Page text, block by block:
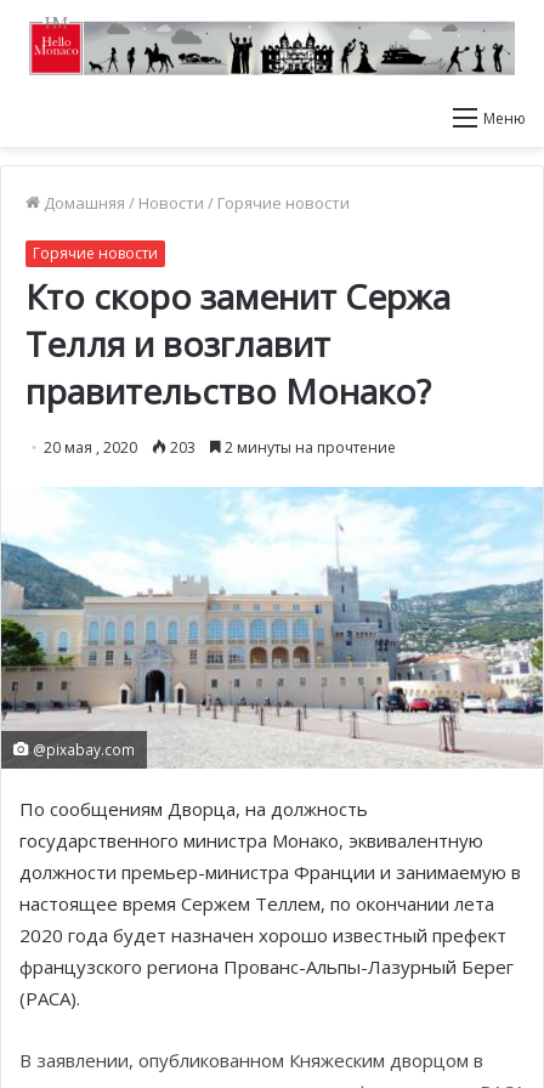
Меню
Домашняя / Новости / Горячие новости
Горячие новости
Кто скоро заменит Сержа
Телля и возглавит
правительство Монако?
20 мая , 2020 203 2 минуты на прочтение
@pixabay.com
По сообщениям Дворца, на должность
государственного министра Монако, эквивалентную
должности премьер-министра Франции и занимаемую в
настоящее время Сержем Теллем, по окончании лета
2020 года будет назначен хорошо известный префект
французского региона Прованс-Альпы-Лазурный Берег
(PACA).
В заявлении, опубликованном Княжеским дворцом в